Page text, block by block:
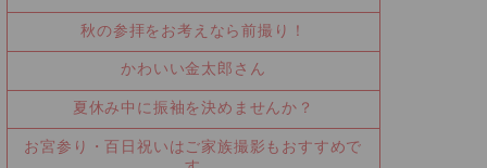
秋の参拝をお考えなら前撮り！
かわいい金太郎さん
夏休み中に振袖を決めませんか？
お宮参り・百日祝いはご家族撮影もおすすめで